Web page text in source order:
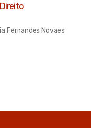
Fernandes Novaes